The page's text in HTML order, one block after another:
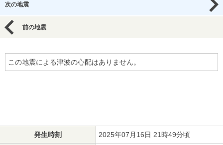
次の地震
前の地震
この地震による津波の心配はありません。
発生時刻 2025年07月16日 21時49分頃